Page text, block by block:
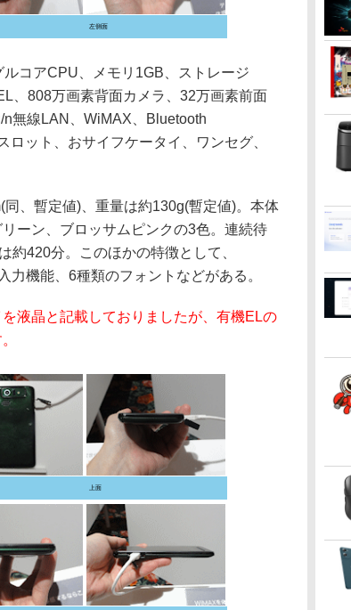
左側面
コアCPU、メモリ1GB、ストレージ
、808万画素背面カメラ、32万画素前面
無線LAN、WiMAX、Bluetooth
ット、おサイフケータイ、ワンセグ、
、暫定値)、重量は約130g(暫定値)。本体
ーン、ブロッサムピンクの3色。連続待
約420分。このほかの特徴として、
力機能、6種類のフォントなどがある。
液晶と記載しておりましたが、有機ELの
上面